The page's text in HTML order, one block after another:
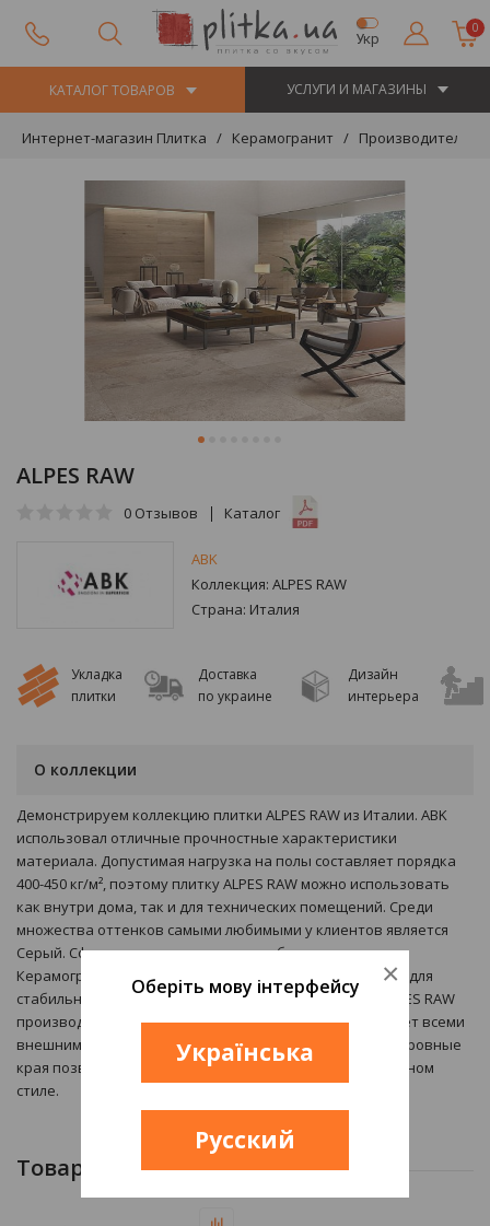
Укр
0
КАТАЛОГ ТОВАРОВ УСЛУГИ И МАГАЗИНЫ
Интернет-магазин Плитка Керамогранит Производители
ALPES RAW
0 Отзывов Каталог
ABK
Коллекция: ALPES RAW
Страна: Италия
Укладка
плитки
Доставка
по украине
Дизайн
интерьера
О коллекции
Демонстрируем коллекцию плитки ALPES RAW из Италии. ABK
использовал отличные прочностные характеристики
материала. Допустимая нагрузка на полы составляет порядка
400-450 кг/м², поэтому плитку ALPES RAW можно использовать
как внутри дома, так и для технических помещений. Среди
множества оттенков самыми любимыми у клиентов является
Серый. Сфера применения плитки - облицовка стен.
Керамогранит не имеет пор, в связи с чем он подходит для
стабильного и переменного микроклимата. Плитка ALPES RAW
производится в стиле Под камень и поэтому привлекает всеми
внешними характеристиками. Матовая поверхность и ровные
края позволят создать красивый интерьер в современном
стиле.
Товары
×
Оберіть мову інтерфейсу
Українська
Русский